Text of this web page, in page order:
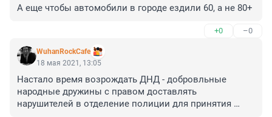
А еще чтобы автомобили в городе ездили 60, а не 80+
+0 –0
WuhanRockCafe
18 мая 2021, 13:05
Настало время возрождать ДНД - добровльные
народные дружины с правом доставлять
нарушителей в отделение полиции для принятия